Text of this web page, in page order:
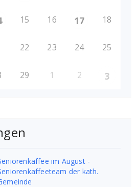
15 16 17 18
22 23 24 25
29 1 2 3
im August -
der kath.